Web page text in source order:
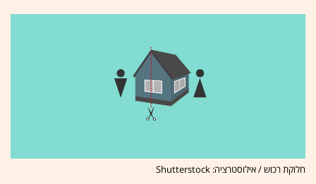
חלוקת רכוש / אילוסטרציה: Shutterstock